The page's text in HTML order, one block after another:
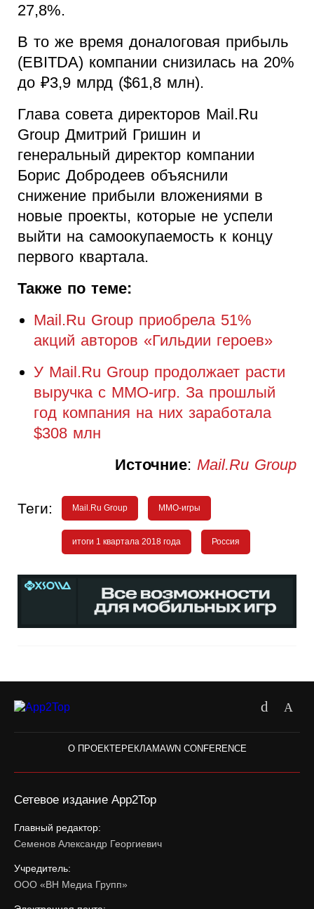
27,8%.
В то же время доналоговая прибыль
(EBITDA) компании снизилась на 20%
до ₽3,9 млрд ($61,8 млн).
Глава совета директоров Mail.Ru
Group Дмитрий Гришин и
генеральный директор компании
Борис Добродеев объяснили
снижение прибыли вложениями в
новые проекты, которые не успели
выйти на самоокупаемость к концу
первого квартала.
Также по теме:
Mail.Ru Group приобрела 51%
акций авторов «Гильдии героев»
У Mail.Ru Group продолжает расти
выручка с ММО-игр. За прошлый
год компания на них заработала
$308 млн
Источние: Mail.Ru Group
Теги: Mail.Ru Group MMO-игры
итоги 1 квартала 2018 года Россия
О ПРОЕКТЕРЕКЛАМАWN CONFERENCE
Сетевое издание App2Top
Главный редактор:
Семенов Александр Георгиевич
Учредитель:
ООО «ВН Медиа Групп»